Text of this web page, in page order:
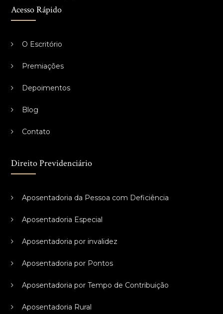
Acesso Rápido
O Escritório
Premiações
Depoimentos
Blog
Contato
Direito Previdenciário
Aposentadoria da Pessoa com Deficiência
Aposentadoria Especial
Aposentadoria por invalidez
Aposentadoria por Pontos
Aposentadoria por Tempo de Contribuição
Aposentadoria Rural